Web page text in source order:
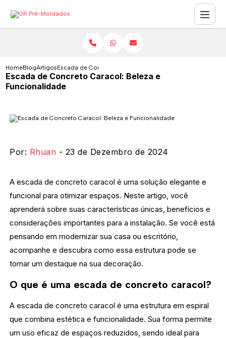
HomeBlogArtigosEscada de Concreto Caracol: Beleza e Funcionalidade
Escada de Concreto Caracol: Beleza e
Funcionalidade
Por: Rhuan - 23 de Dezembro de 2024
A escada de concreto caracol é uma solução elegante e
funcional para otimizar espaços. Neste artigo, você
aprenderá sobre suas características únicas, benefícios e
considerações importantes para a instalação. Se você está
pensando em modernizar sua casa ou escritório,
acompanhe e descubra como essa estrutura pode se
tornar um destaque na sua decoração.
O que é uma escada de concreto caracol?
A escada de concreto caracol é uma estrutura em espiral
que combina estética e funcionalidade. Sua forma permite
um uso eficaz de espaços reduzidos, sendo ideal para